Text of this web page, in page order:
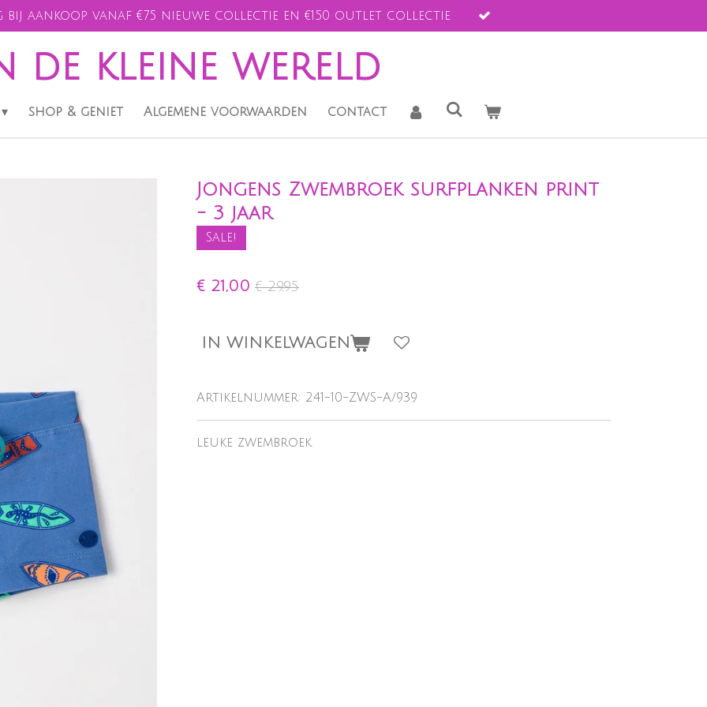
bij aankoop vanaf €75 nieuwe collectie en €150 outlet collectie
de kleine wereld
shop & geniet Algemene voorwaarden contact
Jongens Zwembroek surfplanken print
- 3 jaar
Sale!
€ 21,00 € 29,95
IN WINKELWAGEN
Artikelnummer: 241-10-ZWS-A/939
leuke zwembroek